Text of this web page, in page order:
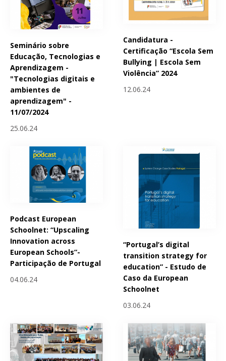
Seminário sobre
Educação, Tecnologias e
Aprendizagem -
"Tecnologias digitais e
ambientes de
aprendizagem" -
11/07/2024
25.06.24
Candidatura -
Certificação “Escola Sem
Bullying | Escola Sem
Violência” 2024
12.06.24
Podcast European
Schoolnet: “Upscaling
Innovation across
European Schools”-
Participação de Portugal
04.06.24
“Portugal’s digital
transition strategy for
education” - Estudo de
Caso da European
Schoolnet
03.06.24